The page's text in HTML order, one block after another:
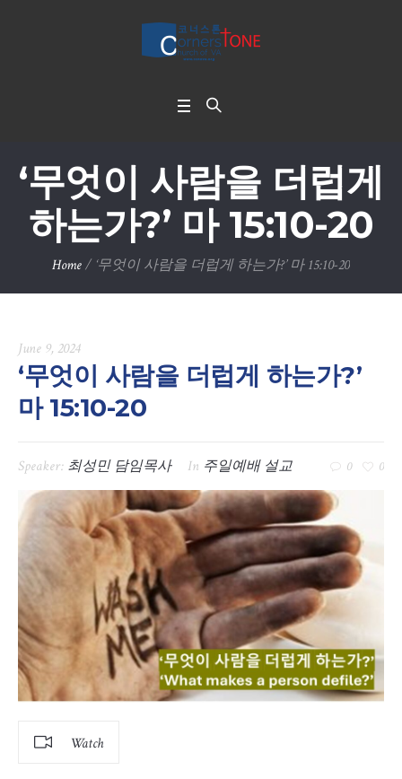
‘무엇이 사람을 더럽게
하는가?’ 마 15:10-20
Home/ ‘무엇이 사람을 더럽게 하는가?’ 마 15:10-20
June 9, 2024
‘무엇이 사람을 더럽게 하는가?’
마 15:10-20
Speaker: 최성민 담임목사 In 주일예배 설교 0 0
Watch